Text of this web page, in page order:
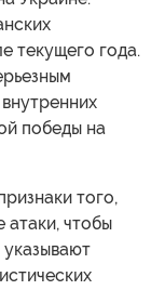
текущего года.
победы на
того,
атаки, чтобы